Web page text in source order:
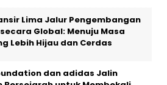
Lima Jalur Pengembangan
Global: Menuju Masa
Lebih Hijau dan Cerdas
dan adidas Jalin